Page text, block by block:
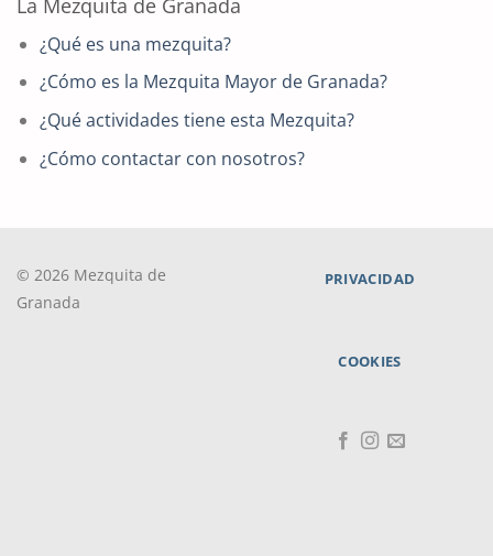
¿Qué es una mezquita?
¿Cómo es la Mezquita Mayor de Granada?
¿Qué actividades tiene esta Mezquita?
¿Cómo contactar con nosotros?
© 2026 Mezquita de
Granada
PRIVACIDAD
COOKIES